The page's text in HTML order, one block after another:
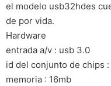
el modelo usb32hdes
de por vida.
Hardware
entrada a/v : usb 3.0
id del conjunto de chips
memoria : 16mb